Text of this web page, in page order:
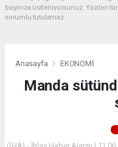
başınıza üstleniyorsunuz. Yazılan
sorumlu tutulamaz.
Anasayfa EKONOMİ
Manda